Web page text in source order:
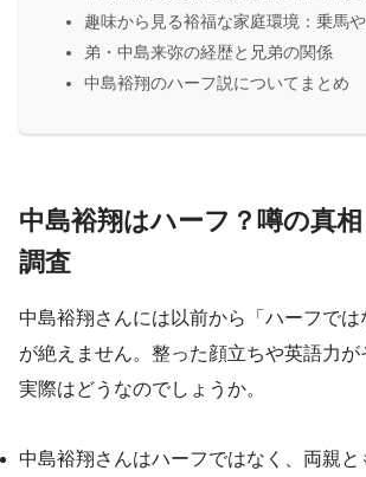
趣味から見る裕福な家庭環境：乗馬
弟・中島来弥の経歴と兄弟の関係
中島裕翔のハーフ説についてまとめ
中島裕翔はハーフ？噂の真
調査
中島裕翔さんには以前から「ハーフで
が絶えません。整った顔立ちや英語力が
実際はどうなのでしょうか。
中島裕翔さんはハーフではなく、両親と